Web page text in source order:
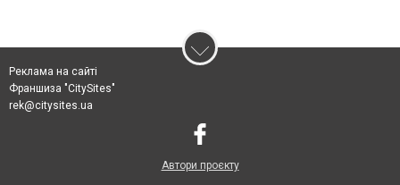
Реклама на сайті
Франшиза "CitySites"
rek@citysites.ua
Автори проєкту